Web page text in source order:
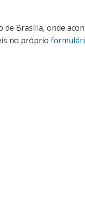
Brasília, onde
no próprio